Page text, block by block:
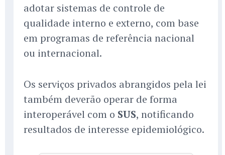
adotar sistemas de controle de
qualidade interno e externo, com base
em programas de referência nacional
ou internacional.
Os serviços privados abrangidos pela lei
também deverão operar de forma
interoperável com o SUS, notificando
resultados de interesse epidemiológico.